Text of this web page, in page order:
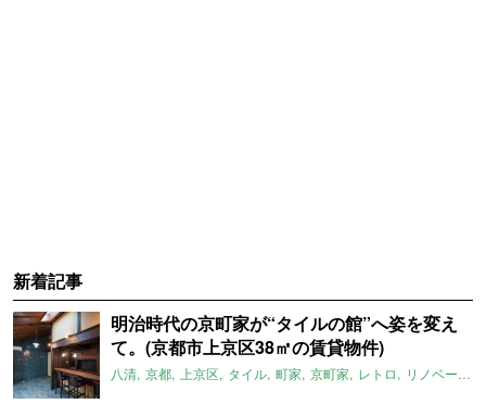
新着記事
明治時代の京町家が“タイルの館”へ姿を変え
て。(京都市上京区38㎡の賃貸物件)
八清 京都 上京区 タイル 町家 京町家 レトロ リノベーション